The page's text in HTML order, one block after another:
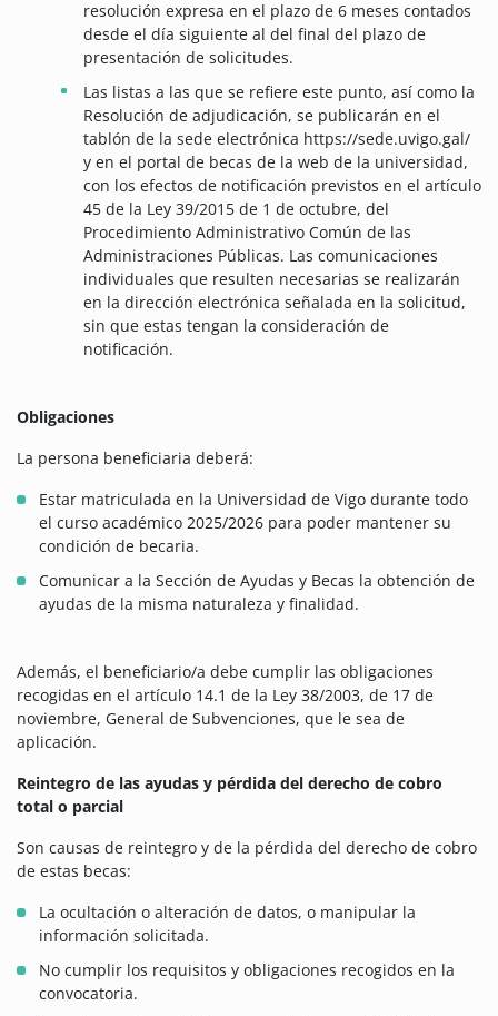
resolución expresa en el plazo de 6 meses contados
desde el día siguiente al del final del plazo de
presentación de solicitudes.
Las listas a las que se refiere este punto, así como la
Resolución de adjudicación, se publicarán en el
tablón de la sede electrónica https://sede.uvigo.gal/
y en el portal de becas de la web de la universidad,
con los efectos de notificación previstos en el artículo
45 de la Ley 39/2015 de 1 de octubre, del
Procedimiento Administrativo Común de las
Administraciones Públicas. Las comunicaciones
individuales que resulten necesarias se realizarán
en la dirección electrónica señalada en la solicitud,
sin que estas tengan la consideración de
notificación.
Obligaciones
La persona beneficiaria deberá:
Estar matriculada en la Universidad de Vigo durante todo
el curso académico 2025/2026 para poder mantener su
condición de becaria.
Comunicar a la Sección de Ayudas y Becas la obtención de
ayudas de la misma naturaleza y finalidad.
Además, el beneficiario/a debe cumplir las obligaciones
recogidas en el artículo 14.1 de la Ley 38/2003, de 17 de
noviembre, General de Subvenciones, que le sea de
aplicación.
Reintegro de las ayudas y pérdida del derecho de cobro
total o parcial
Son causas de reintegro y de la pérdida del derecho de cobro
de estas becas:
La ocultación o alteración de datos, o manipular la
información solicitada.
No cumplir los requisitos y obligaciones recogidos en la
convocatoria.